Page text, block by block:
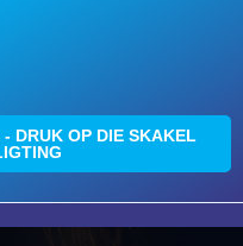
DRUK OP DIE SKAKEL